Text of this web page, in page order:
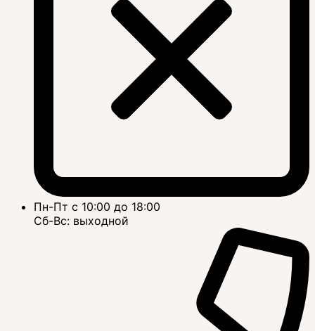
Пн-Пт с 10:00 до 18:00
Сб-Вс: выходной